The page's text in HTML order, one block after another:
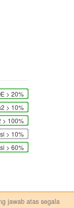
> 20%
> 10%
> 100%
> 10%
> 60%
jawab atas segala